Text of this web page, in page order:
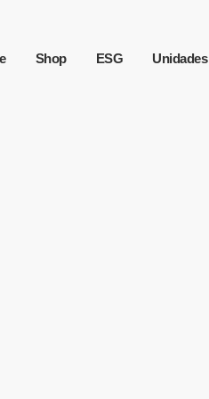
Shop ESG Unidades